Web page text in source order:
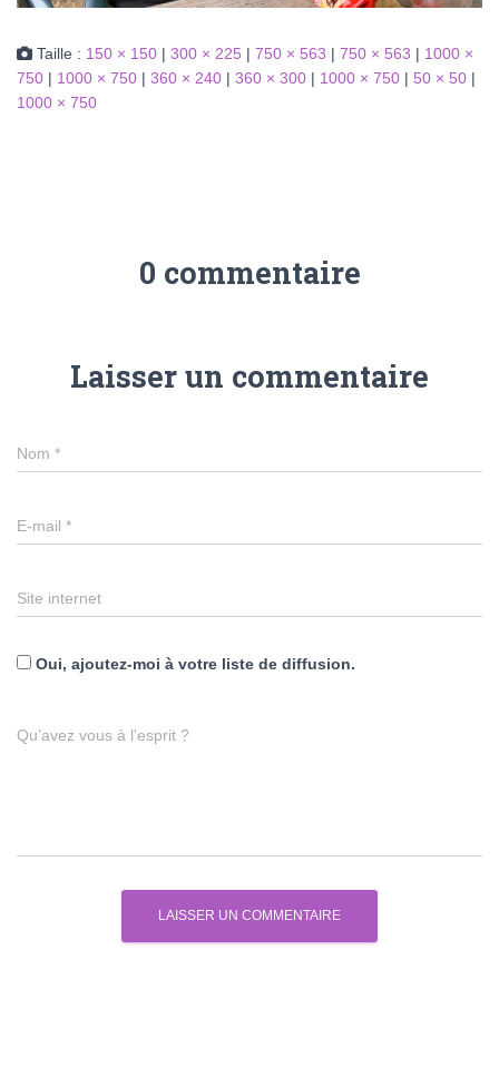
Taille : 150 × 150 | 300 × 225 | 750 × 563 | 750 × 563 | 1000 ×
750 | 1000 × 750 | 360 × 240 | 360 × 300 | 1000 × 750 | 50 × 50 |
1000 × 750
0 commentaire
Laisser un commentaire
Nom *
E-mail *
Site internet
Oui, ajoutez-moi à votre liste de diffusion.
Qu’avez vous à l’esprit ?